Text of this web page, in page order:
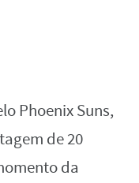
Phoenix Suns,
de 20
da